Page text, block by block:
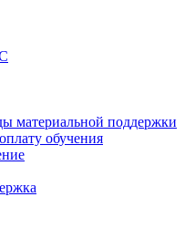
материальной поддержки
обучения